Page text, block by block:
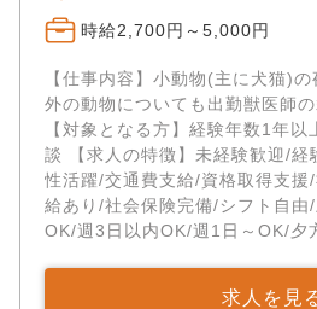
時給2,700円～5,000円
【仕事内容】小動物(主に犬猫)
外の動物についても出勤獣医師
【対象となる方】経験年数1年
談 【求人の特徴】未経験歓迎/経
性活躍/交通費支給/資格取得支
給あり/社会保険完備/シフト自由
OK/週3日以内OK/週1日～OK/夕
求人を見